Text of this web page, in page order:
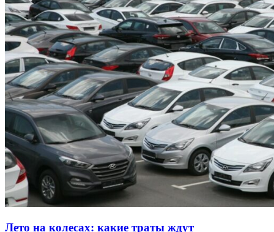
Лето на колесах: какие траты ждут